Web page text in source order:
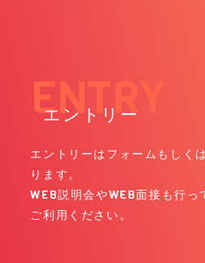
エントリー
エントリーはフォームもしく
ります。
WEB説明会やWEB面接も行っ
ご利用ください。